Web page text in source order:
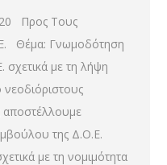
Προς Τους
Θέμα: Γνωμοδότηση
με τη λήψη
της Δ.Ο.Ε.
με τη νομιμότητα